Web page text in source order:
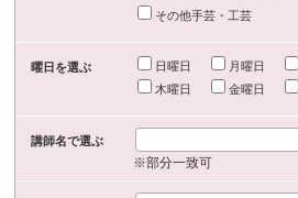
その他手芸・工芸
曜日を選ぶ 日曜日 月曜日
木曜日
金曜日
講師名で選ぶ
※部分一致可